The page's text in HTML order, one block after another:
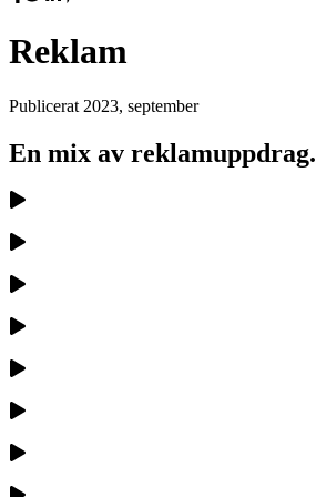
Reklam
Publicerat 2023, september
En mix av reklamuppdrag.